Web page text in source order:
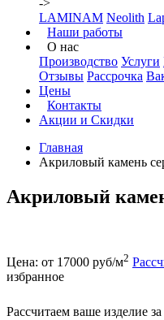
->
LAMINAM Neolith
Наши работы
О нас
Производство Услуги
Отзывы Рассрочка
Цены
Контакты
Акции и Скидки
Главная
Акриловый камень
Акриловый
Цена: от 17000 руб/м2
избранное
Рассчитаем ваше изделие